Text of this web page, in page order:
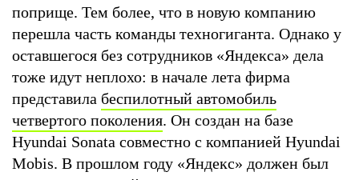
поприще. Тем более, что в новую компанию
перешла часть команды техногиганта. Однако у
оставшегося без сотрудников «Яндекса» дела
тоже идут неплохо: в начале лета фирма
представила беспилотный автомобиль
четвертого поколения. Он создан на базе
Hyundai Sonata совместно с компанией Hyundai
Mobis. В прошлом году «Яндекс» должен был